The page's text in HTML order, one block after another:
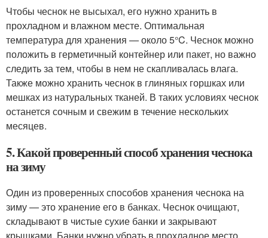
Чтобы чеснок не высыхал, его нужно хранить в
прохладном и влажном месте. Оптимальная
температура для хранения — около 5°C. Чеснок можно
положить в герметичный контейнер или пакет, но важно
следить за тем, чтобы в нем не скапливалась влага.
Также можно хранить чеснок в глиняных горшках или
мешках из натуральных тканей. В таких условиях чеснок
останется сочным и свежим в течение нескольких
месяцев.
5. Какой проверенный способ хранения чеснока
на зиму
Один из проверенных способов хранения чеснока на
зиму — это хранение его в банках. Чеснок очищают,
складывают в чистые сухие банки и закрывают